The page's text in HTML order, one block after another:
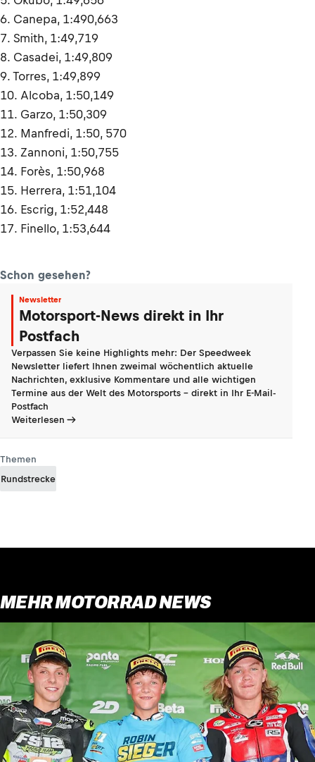
6. Canepa, 1:490,663
7. Smith, 1:49,719
8. Casadei, 1:49,809
9. Torres, 1:49,899
10. Alcoba, 1:50,149
11. Garzo, 1:50,309
12. Manfredi, 1:50, 570
13. Zannoni, 1:50,755
14. Forès, 1:50,968
15. Herrera, 1:51,104
16. Escrig, 1:52,448
17. Finello, 1:53,644
Schon gesehen?
Newsletter
Motorsport-News direkt in Ihr
Postfach
Verpassen Sie keine Highlights mehr: Der Speedweek
Newsletter liefert Ihnen zweimal wöchentlich aktuelle
Nachrichten, exklusive Kommentare und alle wichtigen
Termine aus der Welt des Motorsports - direkt in Ihr E-Mail-
Postfach
Weiterlesen
Themen
Rundstrecke
MEHR MOTORRAD NEWS